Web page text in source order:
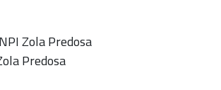
Zola Predosa
Predosa